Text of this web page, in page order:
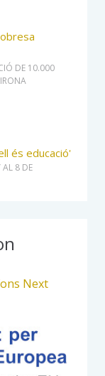
DE 10.000
és educació'
AL 8 DE
Next